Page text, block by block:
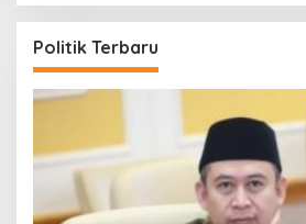
Politik Terbaru